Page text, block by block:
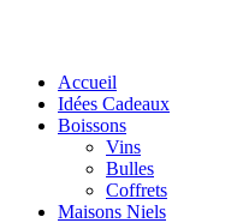
Accueil
Idées Cadeaux
Boissons
Vins
Bulles
Coffrets
Maisons Niels